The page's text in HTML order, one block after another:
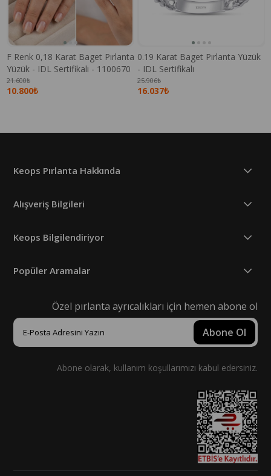
F Renk 0,18 Karat Baget Pırlanta
Yüzük - IDL Sertifikalı - 1100670
10.800₺
21.600₺
0.19 Karat Baget Pırlanta Yüzük
- IDL Sertifikalı
16.037₺
25.906₺
Keops Pırlanta Hakkında
Alışveriş Bilgileri
Keops Bilgilendiriyor
Popüler Aramalar
Özel pırlanta ayrıcalıkları için hemen abone ol
Abone Ol
Abone olarak, kullanım koşullarımızı kabul edersiniz.